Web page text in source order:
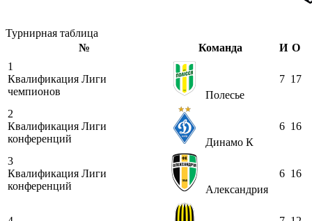
Турнирная таблица
№
Команда И О
1
Квалификация Лиги
чемпионов
Полесье
7 17
2
Квалификация Лиги
конференций
Динамо К
6 16
3
Квалификация Лиги
конференций
Александрия
6 16